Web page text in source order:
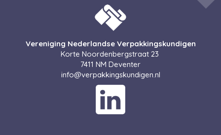
Vereniging Nederlandse Verpakkingskundigen
Korte Noordenbergstraat 23
7411 NM Deventer
ofni@verpakkingskundigen.nl